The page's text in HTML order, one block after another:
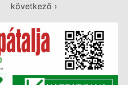
következő ›